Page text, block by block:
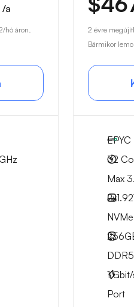
/a
/hó áron.
2 évre
Bármikor
32
Max
2x
NVMe
DDR5
1Gbit/
Port